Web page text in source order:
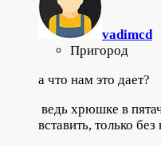
vadimcd
Пригород
а что нам это дает?
ведь хрюшке в
вставить, только